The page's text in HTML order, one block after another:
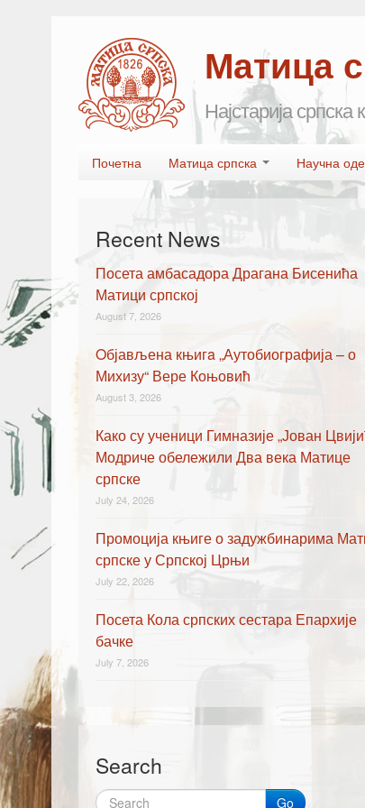
Матица
Најстарија
Main menu
Почетна Матица српска Научна
Recent News
Посета амбасадора Драгана Бисенића
Матици српској
August 7, 2026
Oбјављена књигa „Аутобиографија – о
Михизу“ Вере Коњовић
August 3, 2026
Како су ученици Гимназије „Јован
Модриче обележили Два века Матице
српске
July 24, 2026
Промоција књиге о задужбинарима
српске у Српској Црњи
July 22, 2026
Посета Кола српских сестара Епархије
бачке
July 7, 2026
Search
Go